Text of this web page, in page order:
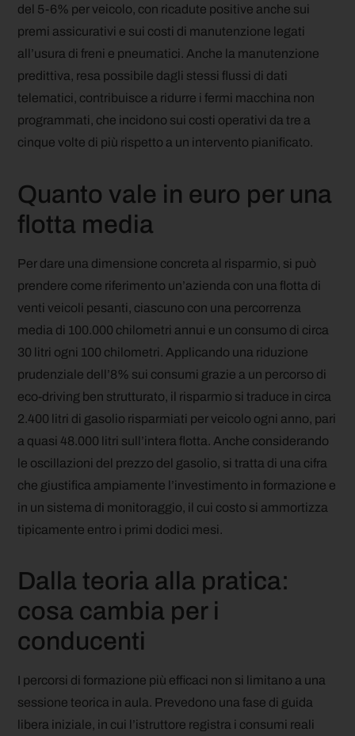
del 5-6% per veicolo, con ricadute positive anche sui
premi assicurativi e sui costi di manutenzione legati
all’usura di freni e pneumatici. Anche la manutenzione
predittiva, resa possibile dagli stessi flussi di dati
telematici, contribuisce a ridurre i fermi macchina non
programmati, che incidono sui costi operativi da tre a
cinque volte di più rispetto a un intervento pianificato.
Quanto vale in euro per una
flotta media
Per dare una dimensione concreta al risparmio, si può
prendere come riferimento un’azienda con una flotta di
venti veicoli pesanti, ciascuno con una percorrenza
media di 100.000 chilometri annui e un consumo di circa
30 litri ogni 100 chilometri. Applicando una riduzione
prudenziale dell’8% sui consumi grazie a un percorso di
eco-driving ben strutturato, il risparmio si traduce in circa
2.400 litri di gasolio risparmiati per veicolo ogni anno, pari
a quasi 48.000 litri sull’intera flotta. Anche considerando
le oscillazioni del prezzo del gasolio, si tratta di una cifra
che giustifica ampiamente l’investimento in formazione e
in un sistema di monitoraggio, il cui costo si ammortizza
tipicamente entro i primi dodici mesi.
Dalla teoria alla pratica:
cosa cambia per i
conducenti
I percorsi di formazione più efficaci non si limitano a una
sessione teorica in aula. Prevedono una fase di guida
libera iniziale, in cui l’istruttore registra i consumi reali